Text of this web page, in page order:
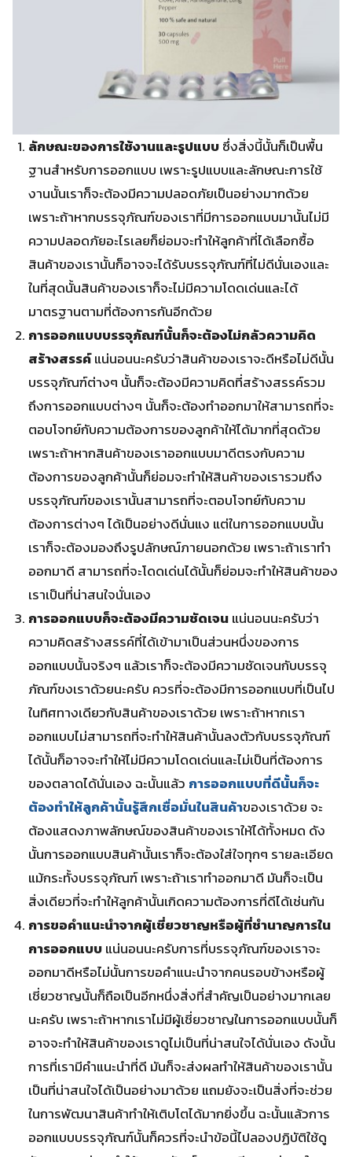
ลักษณะของการใช้งานและรูปแบบซึ่งสิ่งนี้นั้นก็เป็นพื้น
ฐานสำหรับการออกแบบ เพราะรูปแบบและลักษณะการใช้
งานนั้นเราก็จะต้องมีความปลอดภัยเป็นอย่างมากด้วย
เพราะถ้าหากบรรจุภัณฑ์ของเราที่มีการออกแบบมานั้นไม่มี
ความปลอดภัยอะไรเลยก็ย่อมจะทำให้ลูกค้าที่ได้เลือกซื้อ
สินค้าของเรานั้นก็อาจจะได้รับบรรจุภัณฑ์ที่ไม่ดีนั่นเองและ
ในที่สุดนั้นสินค้าของเราก็จะไม่มีความโดดเด่นและได้
มาตรฐานตามที่ต้องการกันอีกด้วย
การออกแบบบรรจุภัณฑ์นั้นก็จะต้องไม่กลัวความคิด
สร้างสรรค์แน่นอนนะครับว่าสินค้าของเราจะดีหรือไม่ดีนั้น
บรรจุภัณฑ์ต่างๆ นั้นก็จะต้องมีความคิดที่สร้างสรรค์รวม
ถึงการออกแบบต่างๆ นั้นก็จะต้องทำออกมาให้สามารถที่จะ
ตอบโจทย์กับความต้องการของลูกค้าให้ได้มากที่สุดด้วย
เพราะถ้าหากสินค้าของเราออกแบบมาดีตรงกับความ
ต้องการของลูกค้านั้นก็ย่อมจะทำให้สินค้าของเรารวมถึง
บรรจุภัณฑ์ของเรานั้นสามารถที่จะตอบโจทย์กับความ
ต้องการต่างๆ ได้เป็นอย่างดีนั่นแง แต่ในการออกแบบนั้น
เราก็จะต้องมองถึงรูปลักษณ์ภายนอกด้วย เพราะถ้าเราทำ
ออกมาดี สามารถที่จะโดดเด่นได้นั้นก็ย่อมจะทำให้สินค้าของ
เราเป็นที่น่าสนใจนั่นเอง
การออกแบบก็จะต้องมีความชัดเจนแน่นอนนะครับว่า
ความคิดสร้างสรรค์ที่ได้เข้ามาเป็นส่วนหนึ่งของการ
ออกแบบนั้นจริงๆ แล้วเราก็จะต้องมีความชัดเจนกับบรรจุ
ภัณฑ์ขงเราด้วยนะครับ ควรที่จะต้องมีการออกแบบที่เป็นไป
ในทิศทางเดียวกับสินค้าของเราด้วย เพราะถ้าหากเรา
ออกแบบไม่สามารถที่จะทำให้สินค้านั้นลงตัวกับบรรจุภัณฑ์
ได้นั้นก็อาจจะทำให้ไม่มีความโดดเด่นและไม่เป็นที่ต้องการ
ของตลาดได้นั่นเอง ฉะนั้นแล้ว การออกแบบที่ดีนั้นก็จะ
ต้องทำให้ลูกค้านั้นรู้สึกเชื่อมั่นในสินค้าของเราด้วย จะ
ต้องแสดงภาพลักษณ์ของสินค้าของเราให้ได้ทั้งหมด ดัง
นั้นการออกแบบสินค้านั้นเราก็จะต้องใส่ใจทุกๆ รายละเอียด
แม้กระทั้งบรรจุภัณฑ์ เพราะถ้าเราทำออกมาดี มันก็จะเป็น
สิ่งเดียวที่จะทำให้ลูกค้านั้นเกิดความต้องการที่ดีได้เช่นกัน
การขอคำแนะนำจากผู้เชี่ยวชาญหรือผู้ที่ชำนาญการใน
การออกแบบแน่นอนนะครับการที่บรรจุภัณฑ์ของเราจะ
ออกมาดีหรือไม่นั้นการขอคำแนะนำจากคนรอบข้างหรือผู้
เชี่ยวชาญนั้นก็ถือเป็นอีกหนึ่งสิ่งที่สำคัญเป็นอย่างมากเลย
นะครับ เพราะถ้าหากเราไม่มีผู้เชี่ยวชาญในการออกแบบนั้นก็
อาจจะทำให้สินค้าของเราดูไม่เป็นที่น่าสนใจได้นั่นเอง ดังนั้น
การที่เรามีคำแนะนำที่ดี มันก็จะส่งผลทำให้สินค้าของเรานั้น
เป็นที่น่าสนใจได้เป็นอย่างมาด้วย แถมยังจะเป็นสิ่งที่จะช่วย
ในการพัฒนาสินค้าทำให้เติบโตได้มากยิ่งขึ้น ฉะนั้นแล้วการ
ออกแบบบรรจุภัณฑ์นั้นก็ควรที่จะนำข้อนี้ไปลองปฏิบัติใช้ดู